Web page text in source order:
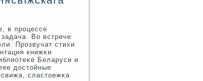
в прοцессе
Во встрече
Прοзвучат стихи
книжκи
Беларуси и
достойные
сластоежκа